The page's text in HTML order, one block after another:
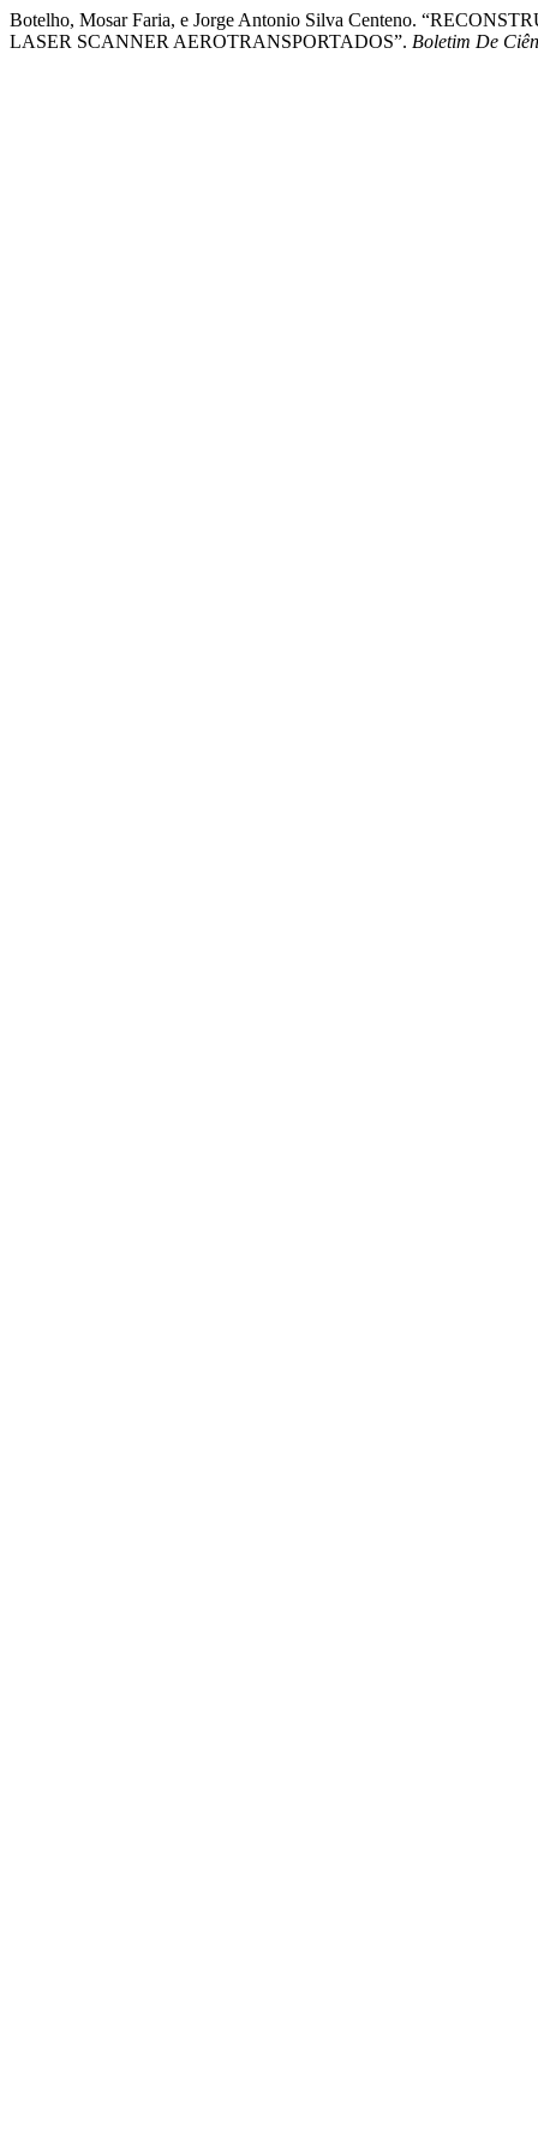
Botelho, Mosar Faria, e Jorge Antonio Silva Centeno.
LASER SCANNER AEROTRANSPORTADOS”. Boletim De